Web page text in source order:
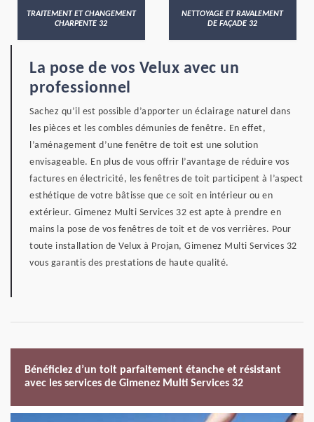
TRAITEMENT ET CHANGEMENT
CHARPENTE 32
NETTOYAGE ET RAVALEMENT
DE FAÇADE 32
La pose de vos Velux avec un
professionnel
Sachez qu’il est possible d’apporter un éclairage naturel dans
les pièces et les combles démunies de fenêtre. En effet,
l’aménagement d’une fenêtre de toit est une solution
envisageable. En plus de vous offrir l’avantage de réduire vos
factures en électricité, les fenêtres de toit participent à l’aspect
esthétique de votre bâtisse que ce soit en intérieur ou en
extérieur. Gimenez Multi Services 32 est apte à prendre en
mains la pose de vos fenêtres de toit et de vos verrières. Pour
toute installation de Velux à Projan, Gimenez Multi Services 32
vous garantis des prestations de haute qualité.
Bénéficiez d’un toit parfaitement étanche et résistant
avec les services de Gimenez Multi Services 32